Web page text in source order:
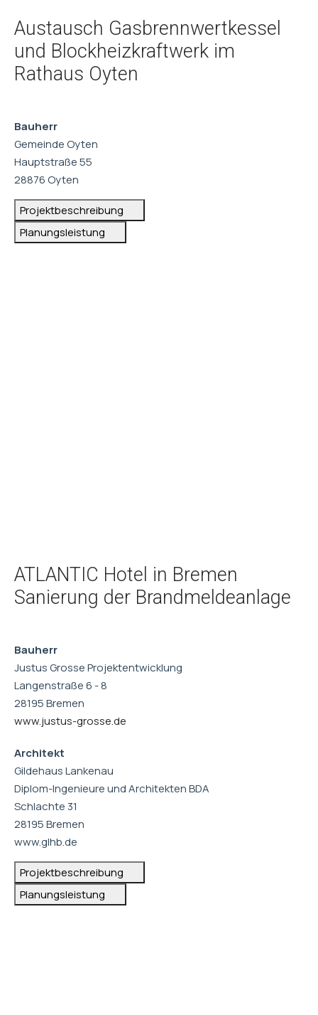
Austausch Gasbrennwertkessel
und Blockheizkraftwerk im
Rathaus Oyten
Bauherr
Gemeinde Oyten
Hauptstraße 55
28876 Oyten
Projektbeschreibung
Planungsleistung
ATLANTIC Hotel in Bremen
Sanierung der Brandmeldeanlage
Bauherr
Justus Grosse Projektentwicklung
Langenstraße 6 - 8
28195 Bremen
www.justus-grosse.de
Architekt
Gildehaus Lankenau
Diplom-Ingenieure und Architekten BDA
Schlachte 31
28195 Bremen
www.glhb.de
Projektbeschreibung
Planungsleistung